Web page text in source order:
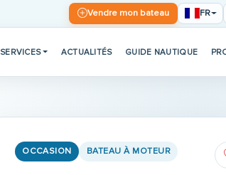
Vendre mon bateau FR
SERVICES ACTUALITÉS GUIDE NAUTIQUE
OCCASION BATEAU À MOTEUR